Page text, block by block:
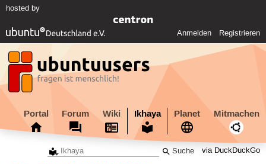
hosted by
Anmelden Registrieren
Portal Forum Wiki Ikhaya Planet Mitmachen
via DuckDuckGo